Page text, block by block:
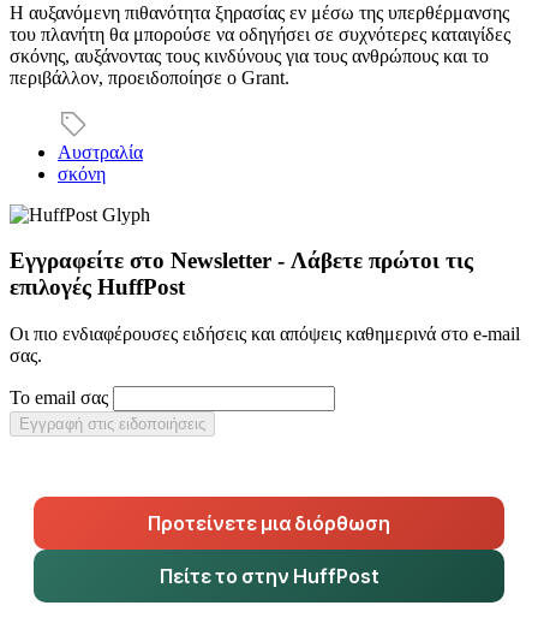
Η αυξανόμενη πιθανότητα ξηρασίας εν μέσω της υπερθέρμανσης
του πλανήτη θα μπορούσε να οδηγήσει σε συχνότερες καταιγίδες
σκόνης, αυξάνοντας τους κινδύνους για τους ανθρώπους και το
περιβάλλον, προειδοποίησε ο Grant.
Αυστραλία
σκόνη
Εγγραφείτε στο Newsletter - Λάβετε πρώτοι τις
επιλογές HuffPost
Οι πιο ενδιαφέρουσες ειδήσεις και απόψεις καθημερινά στο e-mail
σας.
Το email σας
Εγγραφή στις ειδοποιήσεις
Προτείνετε μια διόρθωση
Πείτε το στην HuffPost